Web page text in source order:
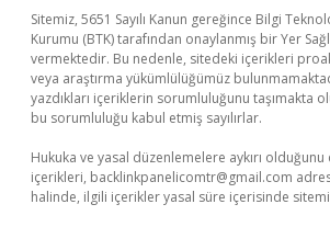
Sitemiz, 5651 Sayılı Kanun gereğince Bilgi
Kurumu (BTK) tarafından onaylanmış bir Yer
vermektedir. Bu nedenle, sitedeki içerikleri
veya araştırma yükümlülüğümüz
yazdıkları içeriklerin sorumluluğunu taşımakta
bu sorumluluğu kabul etmiş sayılırlar.
Hukuka ve yasal düzenlemelere aykırı
içerikleri, backlinkpanelicomtr@gmail.com
halinde, ilgili içerikler yasal süre içerisinde